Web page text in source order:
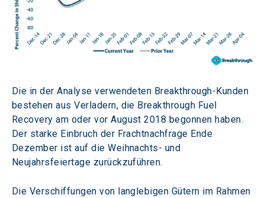
Die in der Analyse verwendeten Breakthrough-Kunden
bestehen aus Verladern, die Breakthrough Fuel
Recovery am oder vor August 2018 begonnen haben.
Der starke Einbruch der Frachtnachfrage Ende
Dezember ist auf die Weihnachts- und
Neujahrsfeiertage zurückzuführen.
Die Verschiffungen von langlebigen Gütern im Rahmen